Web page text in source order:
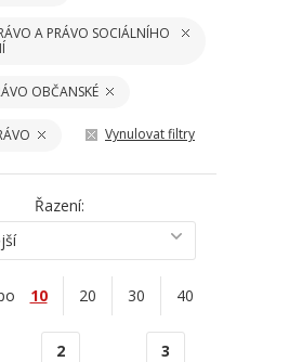
A PRÁVO SOCIÁLNÍHO
OBČANSKÉ
Vynulovat filtry
Řazení:
10 20 30 40
2 3